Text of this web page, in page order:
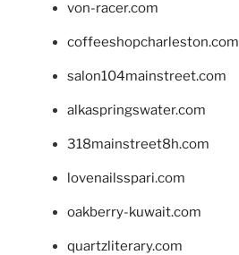
von-racer.com
coffeeshopcharleston.com
salon104mainstreet.com
alkaspringswater.com
318mainstreet8h.com
lovenailsspari.com
oakberry-kuwait.com
quartzliterary.com